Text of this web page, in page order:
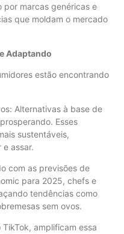
por marcas genéricas e
que moldam o mercado
Adaptando
estão encontrando
Alternativas à base de
Esses
sustentáveis,
assar.
com as previsões de
para 2025, chefs e
tendências como
sem ovos.
amplificam essa